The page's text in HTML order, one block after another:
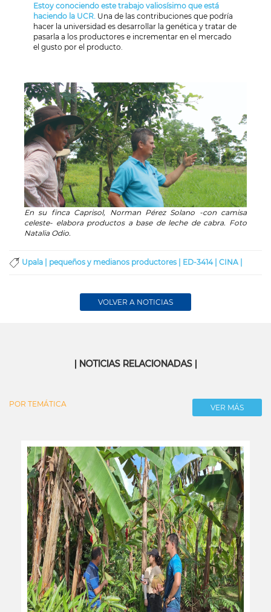
Estoy conociendo este trabajo valiosísimo que está
haciendo la UCR. Una de las contribuciones que podría
hacer la universidad es desarrollar la genética y tratar de
pasarla a los productores e incrementar en el mercado
el gusto por el producto.
En su finca Caprisol, Norman Pérez Solano -con camisa
celeste- elabora productos a base de leche de cabra. Foto
Natalia Odio.
Upala | pequeños y medianos productores | ED-3414 | CINA |
VOLVER A NOTICIAS
| NOTICIAS RELACIONADAS |
POR TEMÁTICA VER MÁS